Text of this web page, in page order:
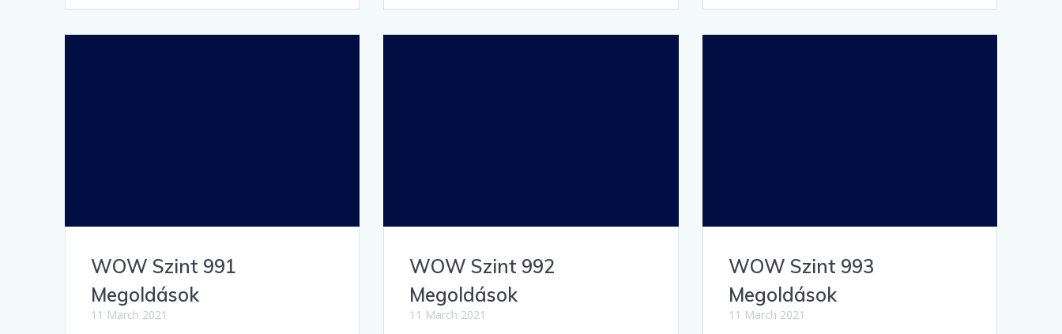
WOW Szint 991
Megoldások
11 March 2021
WOW Szint 992
Megoldások
11 March 2021
WOW Szint 993
Megoldások
11 March 2021